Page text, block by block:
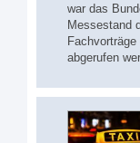
war das
Messestand
abgerufen